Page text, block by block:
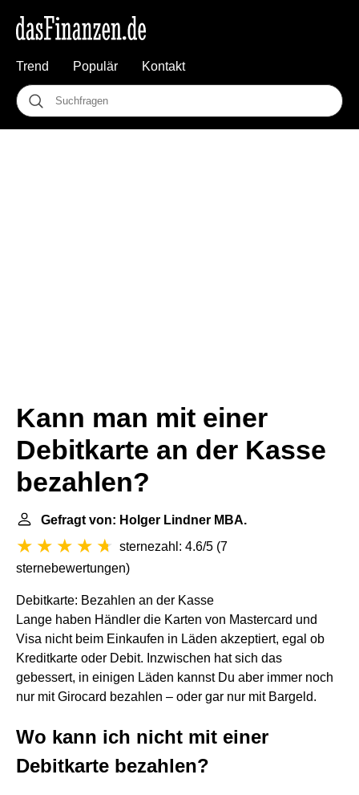
Trend Populär Kontakt
Kann man mit einer
Debitkarte an der Kasse
bezahlen?
Gefragt von: Holger Lindner MBA.
sternezahl: 4.6/5 (7
sternebewertungen)
Debitkarte: Bezahlen an der Kasse
Lange haben Händler die Karten von Mastercard und
Visa nicht beim Einkaufen in Läden akzeptiert, egal ob
Kreditkarte oder Debit. Inzwischen hat sich das
gebessert, in einigen Läden kannst Du aber immer noch
nur mit Girocard bezahlen – oder gar nur mit Bargeld.
Wo kann ich nicht mit einer
Debitkarte bezahlen?